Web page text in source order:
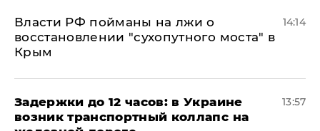
Власти РФ пойманы на лжи о
восстановлении "сухопутного моста" в
Крым
14:14
Задержки до 12 часов: в Украине
возник транспортный коллапс на
13:57